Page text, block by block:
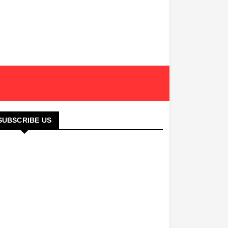
US